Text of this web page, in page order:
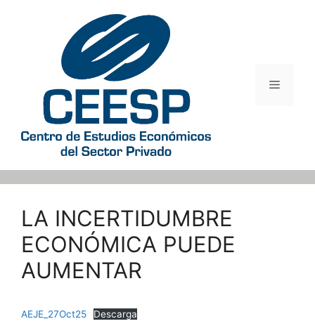
Menú
LA INCERTIDUMBRE
ECONÓMICA PUEDE
AUMENTAR
AEJE_27Oct25 Descarga